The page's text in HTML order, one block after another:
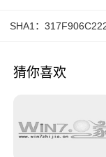
SHA1：
猜你喜欢